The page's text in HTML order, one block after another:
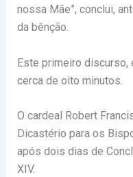
nossa Mãe”, conclui,
da bênção.
Este primeiro discurso,
cerca de oito minutos.
O cardeal Robert
Dicastério para os
após dois dias de
XIV.